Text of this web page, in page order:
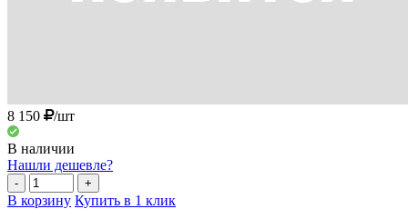
8 150 /шт
В наличии
Нашли дешевле?
- +
В корзину Купить в 1 клик